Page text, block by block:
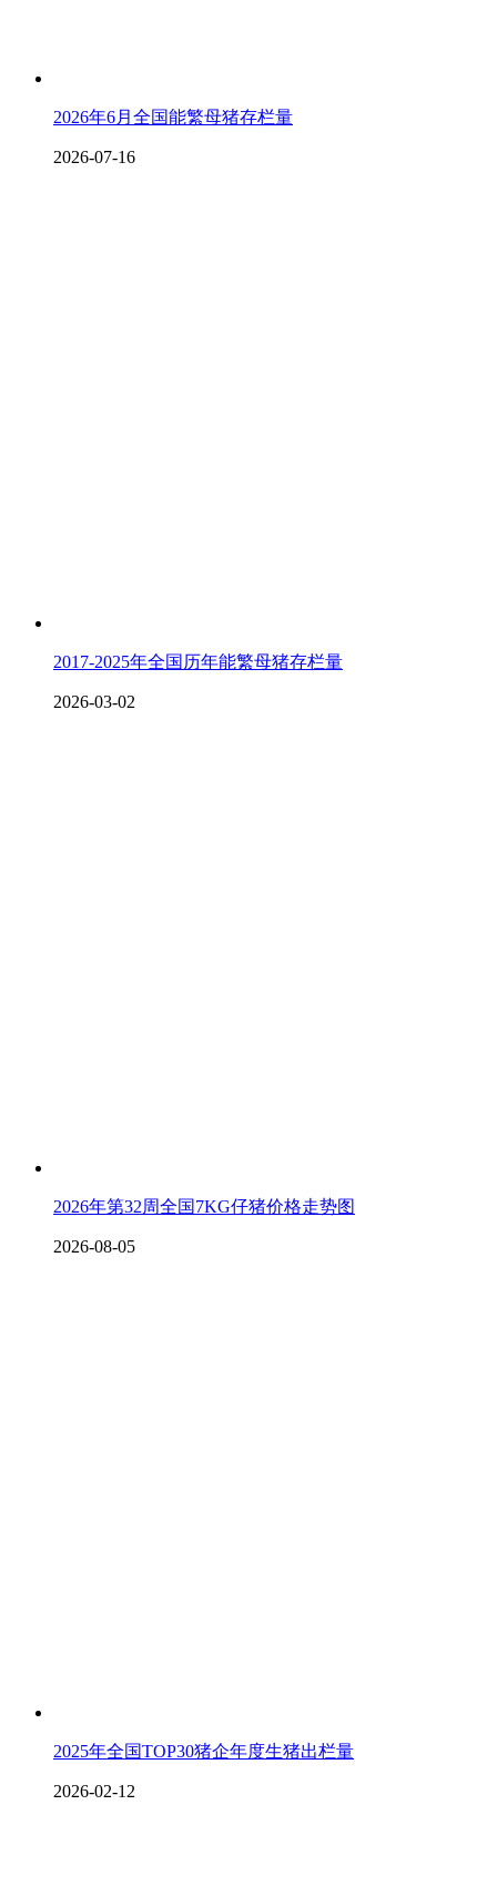
2026年6月全国能繁母猪存栏量
2026-07-16
2017-2025年全国历年能繁母猪存栏量
2026-03-02
2026年第32周全国7KG仔猪价格走势图
2026-08-05
2025年全国TOP30猪企年度生猪出栏量
2026-02-12